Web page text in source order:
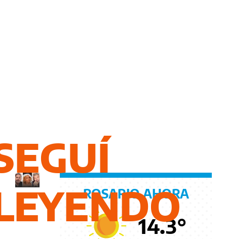
Jorge
Messi
ROSARIO AHORA
14.3°